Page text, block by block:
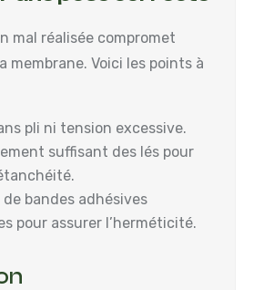
mal réalisée compromet
membrane. Voici les points à
pli ni tension excessive.
suffisant des lés pour
bandes adhésives
pour assurer l’herméticité.